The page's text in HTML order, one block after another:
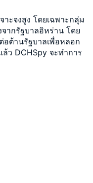
ะจงสูง โดยเฉพาะกลุ่ม
ากรัฐบาลอิหร่าน โดย
อต้านรัฐบาลเพื่อหลอก
ว DCHSpy จะทำการ